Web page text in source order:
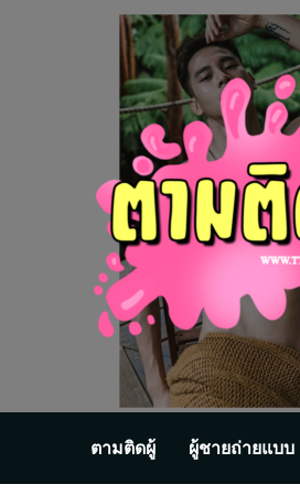
ตามติดผู้ ผู้ชายถ่ายแบบ